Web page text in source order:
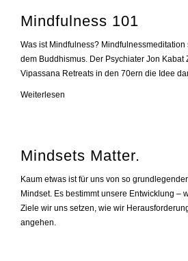
Mindfulness 101
Was ist Mindfulness?
dem Buddhismus. Der Psychiater Jon Kabat
Vipassana Retreats in den 70ern die Idee
Mindfulness
Weiterlesen
Mindsets Matter.
Kaum etwas ist für uns von so
Mindset. Es bestimmt unsere Entwicklung –
Ziele wir uns setzen, wie wir
angehen.